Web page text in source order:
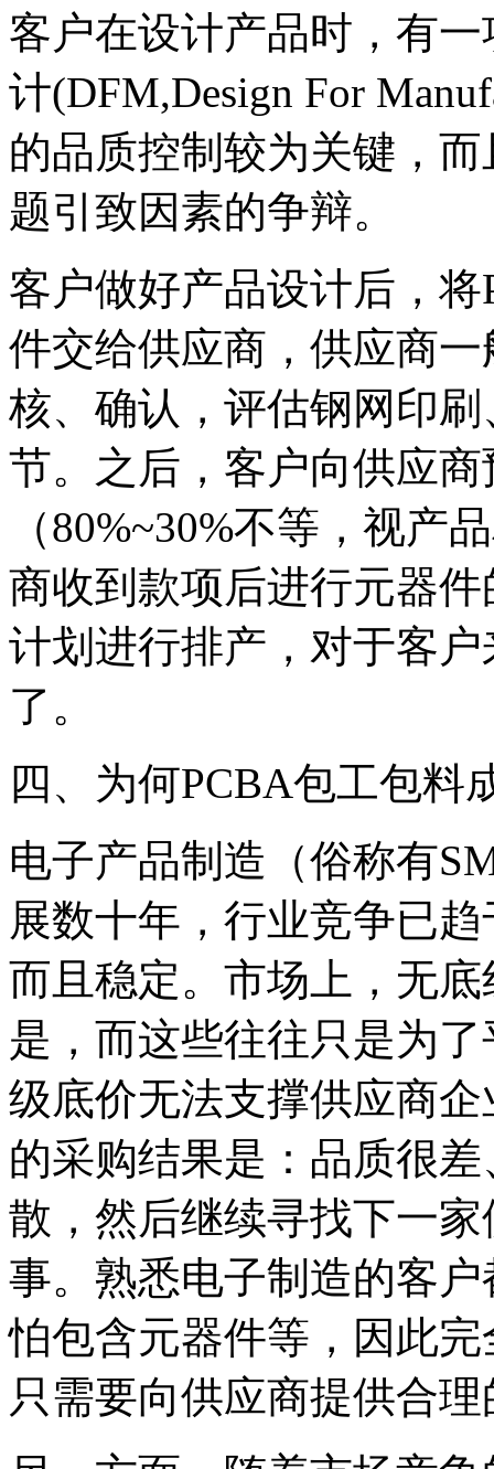
客户在设计产品时，有
计(DFM,Design For
的品质控制较为关键，
题引致因素的争辩。
客户做好产品设计后，
件交给供应商，供应商
核、确认，评估钢网印
节。之后，客户向供应
（80%~30%不等，视产
商收到款项后进行元器
计划进行排产，对于客
了。
四、为何PCBA包工包料
电子产品制造（俗称有
展数十年，行业竞争已
而且稳定。市场上，无
是，而这些往往只是为
级底价无法支撑供应商
的采购结果是：品质很
散，然后继续寻找下一
事。熟悉电子制造的客
怕包含元器件等，因此
只需要向供应商提供合